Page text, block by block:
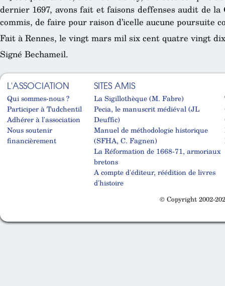
dernier 1697, avons fait et faisons deffenses audit de
commis, de faire pour raison d’icelle aucune poursuite
Fait à Rennes, le vingt mars mil six cent quatre vingt
Signé Bechameil.
L'ASSOCIATION
Qui sommes-nous ?
Participer à Tudchentil
Adhérer à l'association
Nous soutenir
financièrement
SITES AMIS
La Sigillothèque (M. Fabre)
Pecia, le manuscrit médiéval (JL
Deuffic)
Manuel de méthodologie historique
(SFHA, C. Fagnen)
La Réformation de 1668-71, armoriaux
bretons
A compte d'éditeur, réédition de livres
d'histoire
© Copyright 2002-